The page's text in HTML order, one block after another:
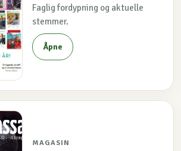
Faglig fordypning og aktuelle
stemmer.
Åpne
MAGASIN